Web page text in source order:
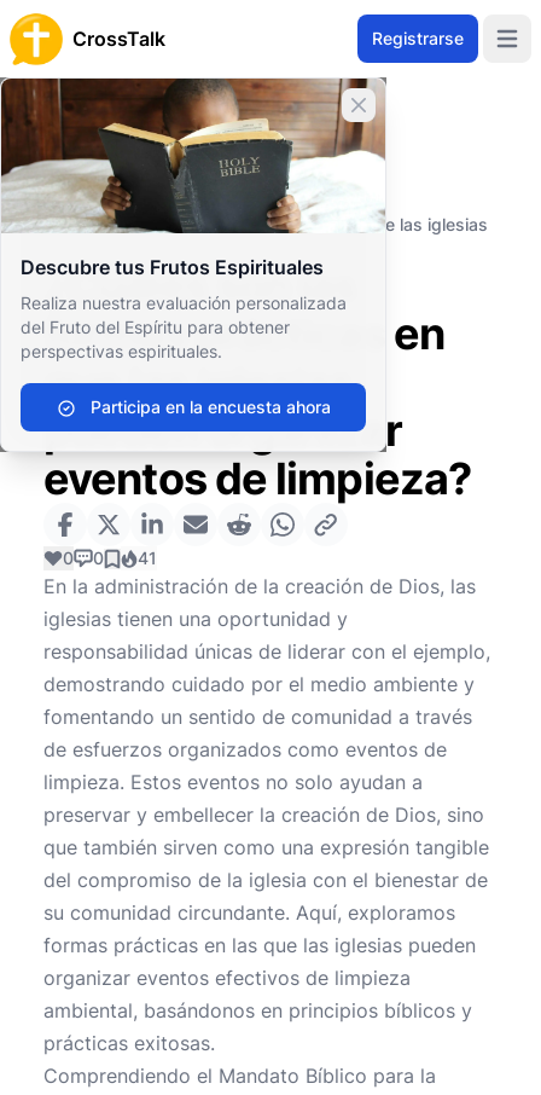
CrossTalk Registrarse
Cerrar banner
Descubre tus Frutos Espirituales
Realiza nuestra evaluación personalizada
del Fruto del Espíritu para obtener
perspectivas espirituales.
Participa en la encuesta ahora
Inicio
Archivo de Preguntas
Cuestiones Sociales
Participación comunitaria
¿Cuáles son las formas prácticas en que las iglesias
¿Cuáles son las
formas prácticas en
que las iglesias
pueden organizar
eventos de limpieza?
0 0 41
En la administración de la creación de Dios, las
iglesias tienen una oportunidad y
responsabilidad únicas de liderar con el ejemplo,
demostrando cuidado por el medio ambiente y
fomentando un sentido de comunidad a través
de esfuerzos organizados como eventos de
limpieza. Estos eventos no solo ayudan a
preservar y embellecer la creación de Dios, sino
que también sirven como una expresión tangible
del compromiso de la iglesia con el bienestar de
su comunidad circundante. Aquí, exploramos
formas prácticas en las que las iglesias pueden
organizar eventos efectivos de limpieza
ambiental, basándonos en principios bíblicos y
prácticas exitosas.
Comprendiendo el Mandato Bíblico para la